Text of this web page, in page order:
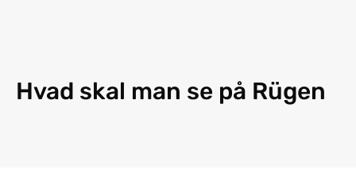
Hvad skal man se på Rügen